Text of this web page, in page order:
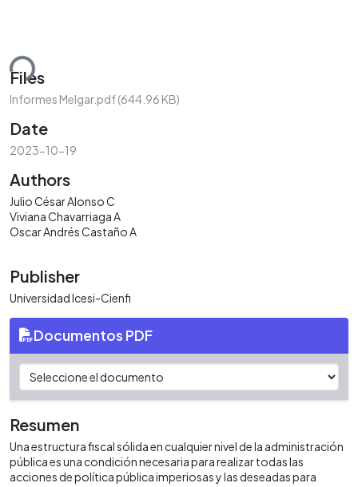
Files
Informes Melgar.pdf(644.96 KB)
Date
2023-10-19
Authors
Julio César Alonso C
Viviana Chavarriaga A
Oscar Andrés Castaño A
Publisher
Universidad Icesi-Cienfi
Documentos PDF
Resumen
Una estructura fiscal sólida en cualquier nivel de la administración
pública es una condición necesaria para realizar todas las
acciones de política pública imperiosas y las deseadas para